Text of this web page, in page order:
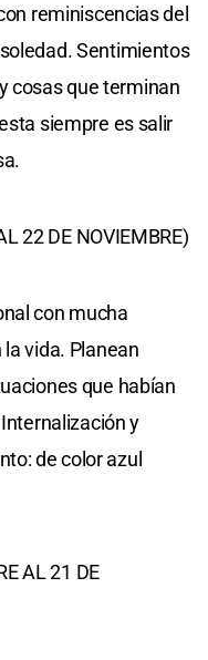
reminiscencias del
Sentimientos
cosas que terminan
siempre es salir
22 DE NOVIEMBRE)
con mucha
vida. Planean
que habían
y
de color azul
AL 21 DE